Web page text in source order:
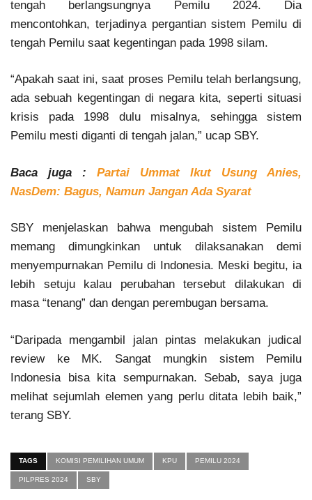
tengah berlangsungnya Pemilu 2024. Dia
mencontohkan, terjadinya pergantian sistem Pemilu di
tengah Pemilu saat kegentingan pada 1998 silam.
“Apakah saat ini, saat proses Pemilu telah berlangsung,
ada sebuah kegentingan di negara kita, seperti situasi
krisis pada 1998 dulu misalnya, sehingga sistem
Pemilu mesti diganti di tengah jalan,” ucap SBY.
Baca juga : Partai Ummat Ikut Usung Anies,
NasDem: Bagus, Namun Jangan Ada Syarat
SBY menjelaskan bahwa mengubah sistem Pemilu
memang dimungkinkan untuk dilaksanakan demi
menyempurnakan Pemilu di Indonesia. Meski begitu, ia
lebih setuju kalau perubahan tersebut dilakukan di
masa “tenang” dan dengan perembugan bersama.
“Daripada mengambil jalan pintas melakukan judical
review ke MK. Sangat mungkin sistem Pemilu
Indonesia bisa kita sempurnakan. Sebab, saya juga
melihat sejumlah elemen yang perlu ditata lebih baik,”
terang SBY.
TAGS KOMISI PEMILIHAN UMUM KPU PEMILU 2024
PILPRES 2024 SBY